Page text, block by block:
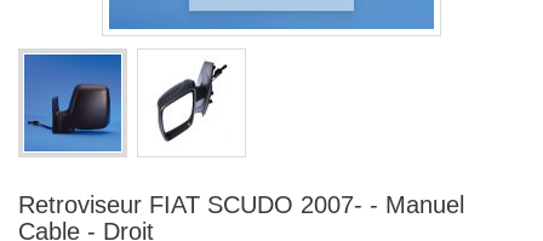
Retroviseur FIAT SCUDO 2007- - Manuel
Cable - Droit